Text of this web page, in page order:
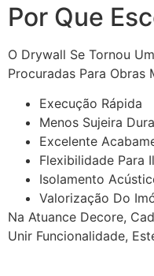
Por Que
O Drywall Se Tornou
Procuradas Para Obras
Execução Rápida
Menos Sujeira
Excelente
Flexibilidade Para
Isolamento
Valorização Do
Na Atuance Decore,
Unir Funcionalidade,